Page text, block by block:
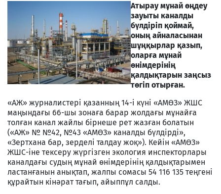
Атырау мұнай өңдеу
зауыты каналды
бүлдіріп қоймай,
оның айналасынан
шұңқырлар қазып,
оларға мұнай
өнімдерінің
қалдықтарын заңсыз
төгіп отырған.
«АЖ» журналистері қазанның 14-і күні «АМӨЗ» ЖШС
маңындағы 66-шы зонаға барар жолдағы мұнайға
толған канал жайлы бірнеше рет жазған болатын
(«АЖ» № №42, №43 «АМӨЗ» каналды бүлдірді»,
«Зертхана бар, зерделі талдау жоқ»). Кейін «АМӨЗ»
ЖШС-іне тексеру жүргізген экология инспекторлары
каналдағы судың мұнай өнімдерінің қалдықтарымен
ластанғанын анықтап, жалпы сомасы 54 116 135 теңгені
құрайтын кінәрат тағып, айыппұл салды.